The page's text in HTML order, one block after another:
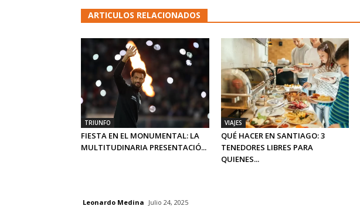
ARTICULOS RELACIONADOS
TRIUNFO
FIESTA EN EL MONUMENTAL: LA
MULTITUDINARIA PRESENTACIÓ...
VIAJES
QUÉ HACER EN SANTIAGO: 3
TENEDORES LIBRES PARA
QUIENES...
Leonardo Medina Julio 24, 2025